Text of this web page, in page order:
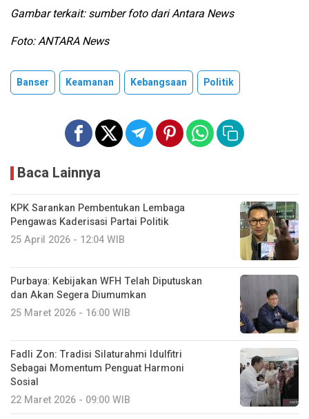
Gambar terkait: sumber foto dari Antara News
Foto: ANTARA News
Banser Keamanan Kebangsaan Politik
Baca Lainnya
KPK Sarankan Pembentukan Lembaga
Pengawas Kaderisasi Partai Politik
25 April 2026 - 12:04 WIB
Purbaya: Kebijakan WFH Telah Diputuskan
dan Akan Segera Diumumkan
25 Maret 2026 - 16:00 WIB
Fadli Zon: Tradisi Silaturahmi Idulfitri
Sebagai Momentum Penguat Harmoni
Sosial
22 Maret 2026 - 09:00 WIB